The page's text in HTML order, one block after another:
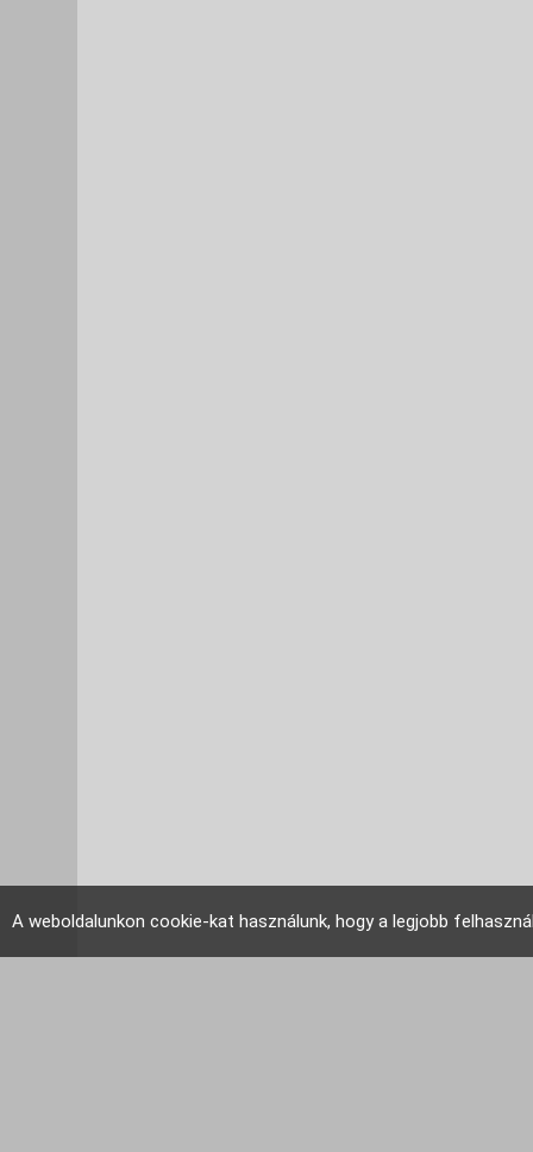
A weboldalunkon cookie-kat használunk, hogy a legjobb